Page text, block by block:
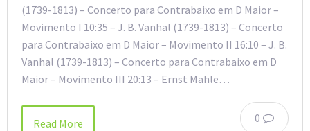
(1739-1813) – Concerto para Contrabaixo em D Maior –
Movimento I 10:35 – J. B. Vanhal (1739-1813) – Concerto
para Contrabaixo em D Maior – Movimento II 16:10 – J. B.
Vanhal (1739-1813) – Concerto para Contrabaixo em D
Maior – Movimento III 20:13 – Ernst Mahle…
0
Read More